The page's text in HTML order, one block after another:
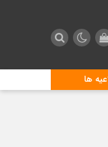
ها
الرضای شهرداری منطقه ۴ در مسیر مشایه